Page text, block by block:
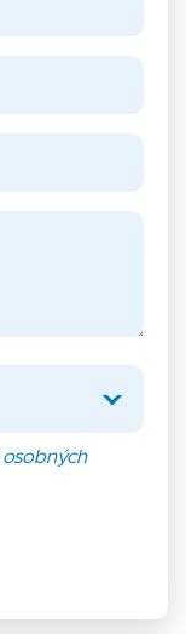
osobných